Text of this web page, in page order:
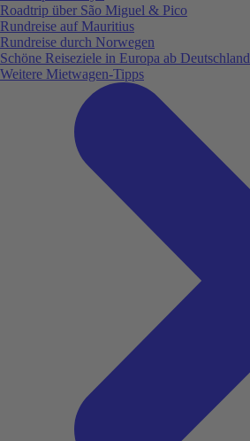
Roadtrip über São Miguel & Pico
Rundreise auf Mauritius
Rundreise durch Norwegen
Schöne Reiseziele in Europa ab Deutschland
Weitere Mietwagen-Tipps